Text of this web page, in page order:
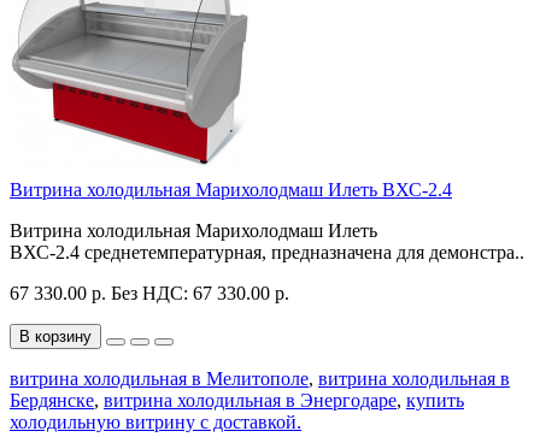
Витрина холодильная Марихолодмаш Илеть ВХС-2.4
Витрина холодильная Марихолодмаш Илеть
ВХС-2.4 среднетемпературная, предназначена для демонстра..
67 330.00 р. Без НДС: 67 330.00 р.
В корзину
витрина холодильная в Мелитополе, витрина холодильная в
Бердянске, витрина холодильная в Энергодаре, купить
холодильную витрину с доставкой.